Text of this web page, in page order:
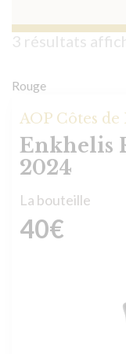
3 résultats
Rouge
AOP Côtes
Enkhelis
2024
La bouteille
40€